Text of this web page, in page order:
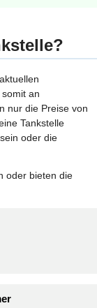
an
nur die Preise von
Tankstelle
oder die
oder bieten die